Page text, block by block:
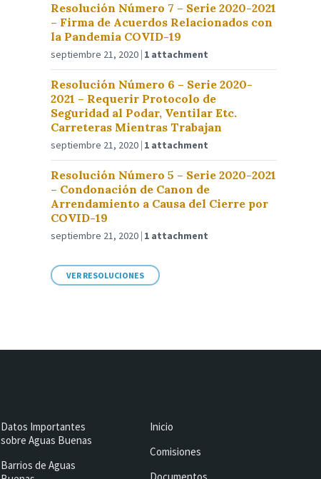
Resolución Número 7 – Serie 2020-2021
– Firma de Acuerdos Relacionados con
la Pandemia COVID-19
septiembre 21, 2020 1 attachment
Resolución Número 6 – Serie 2020-
2021 – Requerir Protocolo de
Seguridad al Podar, Ventilar Etc.
Carreteras Mientras Trabajan
septiembre 21, 2020 1 attachment
Resolución Número 5 – Serie 2020-2021
– Condonación de Canon de
Arrendamiento a Causa del Cierre por
COVID-19
septiembre 21, 2020 1 attachment
VER RESOLUCIONES
Datos Importantes
sobre Aguas Buenas
Barrios de Aguas
Inicio
Comisiones